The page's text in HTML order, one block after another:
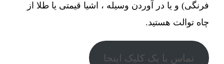
فرنگی) و یا در آوردن وسیله ، اشیا قیمتی یا طلا از
چاه توالت هستید.
تماس با یک کلیک اینجا